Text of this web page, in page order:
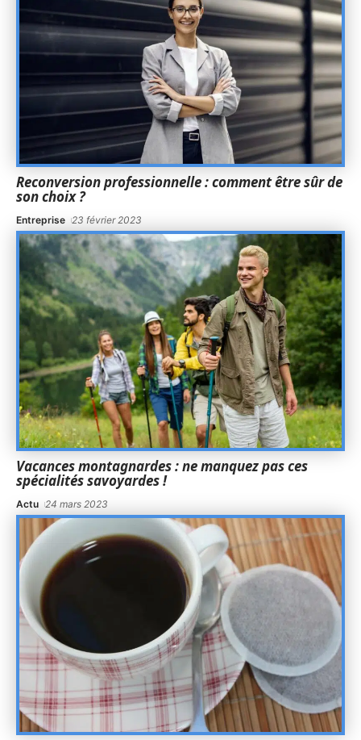
Reconversion professionnelle : comment être sûr de
son choix ?
Entreprise 23 février 2023
Vacances montagnardes : ne manquez pas ces
spécialités savoyardes !
Actu 24 mars 2023